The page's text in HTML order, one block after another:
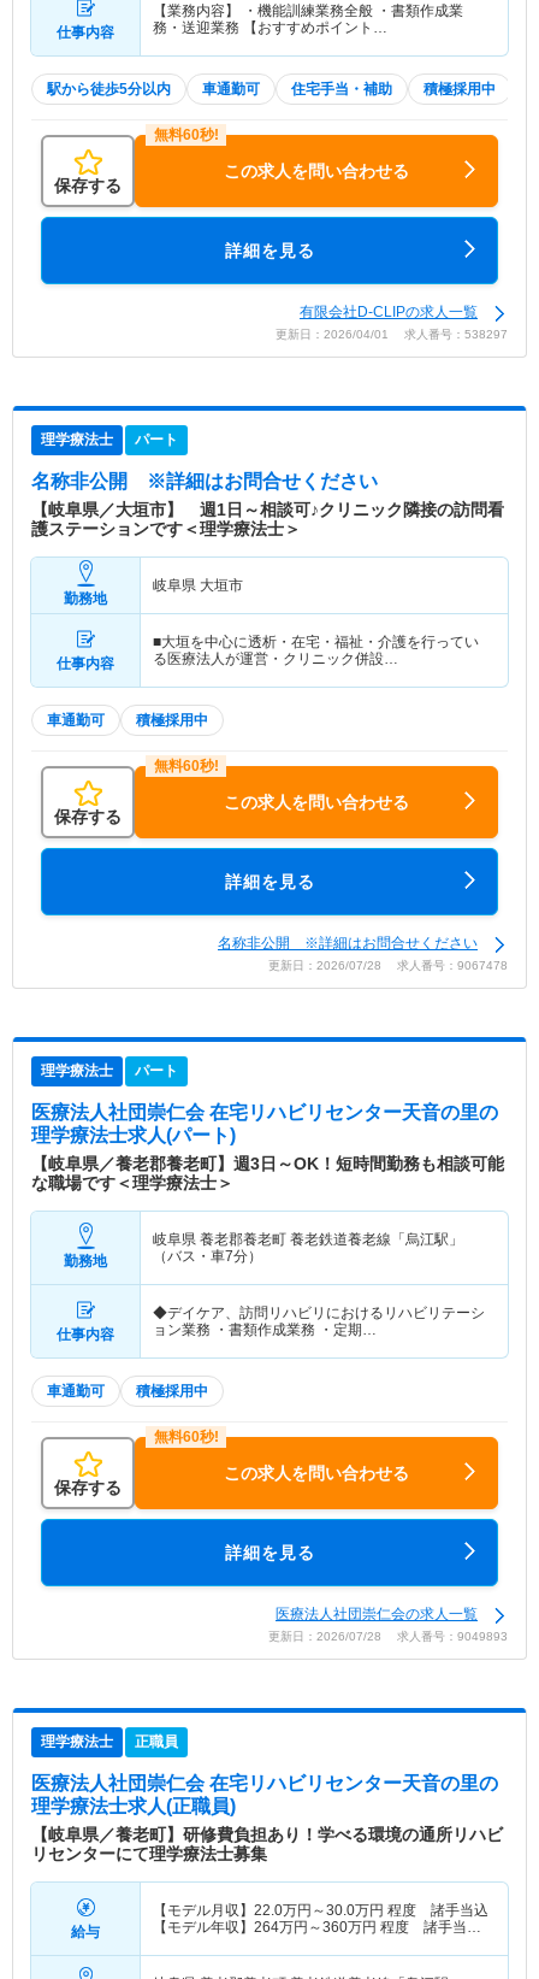
仕事内容
【業務内容】 ・機能訓練業務全般 ・書類作成業
務・送迎業務 【おすすめポイント…
駅から徒歩5分以内 車通勤可 住宅手当・補助 積極採用中
保存する
この求人を問い合わせる
詳細を見る
有限会社D-CLIPの求人一覧
更新日：2026/04/01 求人番号：538297
理学療法士 パート
名称非公開 ※詳細はお問合せください
【岐阜県／大垣市】 週1日～相談可♪クリニック隣接の訪問看
護ステーションです＜理学療法士＞
勤務地
岐阜県 大垣市
仕事内容
■大垣を中心に透析・在宅・福祉・介護を行ってい
る医療法人が運営・クリニック併設…
車通勤可 積極採用中
保存する
この求人を問い合わせる
詳細を見る
名称非公開 ※詳細はお問合せください
更新日：2026/07/28 求人番号：9067478
理学療法士 パート
医療法人社団崇仁会 在宅リハビリセンター天音の里の
理学療法士求人(パート)
【岐阜県／養老郡養老町】週3日～OK！短時間勤務も相談可能
な職場です＜理学療法士＞
勤務地
岐阜県 養老郡養老町 養老鉄道養老線「烏江駅」
（バス・車7分）
仕事内容
◆デイケア、訪問リハビリにおけるリハビリテーシ
ョン業務 ・書類作成業務 ・定期…
車通勤可 積極採用中
保存する
この求人を問い合わせる
詳細を見る
医療法人社団崇仁会の求人一覧
更新日：2026/07/28 求人番号：9049893
理学療法士 正職員
医療法人社団崇仁会 在宅リハビリセンター天音の里の
理学療法士求人(正職員)
【岐阜県／養老町】研修費負担あり！学べる環境の通所リハビ
リセンターにて理学療法士募集
給与
【モデル月収】 22.0万円～30.0万円 程度 諸手当込
【モデル年収】 264万円～360万円 程度 諸手当